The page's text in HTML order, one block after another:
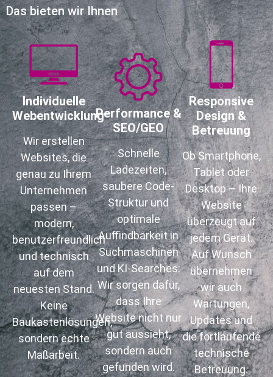
Das bieten wir Ihnen
Individuelle
Webentwicklung
Wir erstellen
Websites, die
genau zu Ihrem
Unternehmen
passen –
modern,
benutzerfreundlich
und technisch
auf dem
neuesten Stand.
Keine
Baukastenlösungen,
sondern echte
Maßarbeit.
Performance &
SEO/GEO
Schnelle
Ladezeiten,
saubere Code-
Struktur und
optimale
Auffindbarkeit in
Suchmaschinen
und KI-Searches:
Wir sorgen dafür,
dass Ihre
Website nicht nur
gut aussieht,
sondern auch
gefunden wird.
Responsive
Design &
Betreuung
Ob Smartphone,
Tablet oder
Desktop – Ihre
Website
überzeugt auf
jedem Gerät.
Auf Wunsch
übernehmen
wir auch
Wartungen,
Updates und
die fortlaufende
technische
Betreuung.